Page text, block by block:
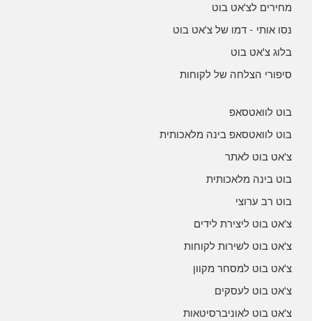
מחירים לצ'אט בוט
נסו אותי - דמו של צ'אט בוט
בלוג צ'אט בוט
סיפורי הצלחה של לקוחות
בוט לוואטסאפ
בוט לוואטסאפ בינה מלאכותית
צ'אט בוט לאתר
בוט בינה מלאכותית
בוט רב ערוצי
צ'אט בוט ליצירת לידים
צ'אט בוט לשירות לקוחות
צ'אט בוט למסחר מקוון
צ'אט בוט לעסקים
צ'אט בוט לאוניברסיטאות